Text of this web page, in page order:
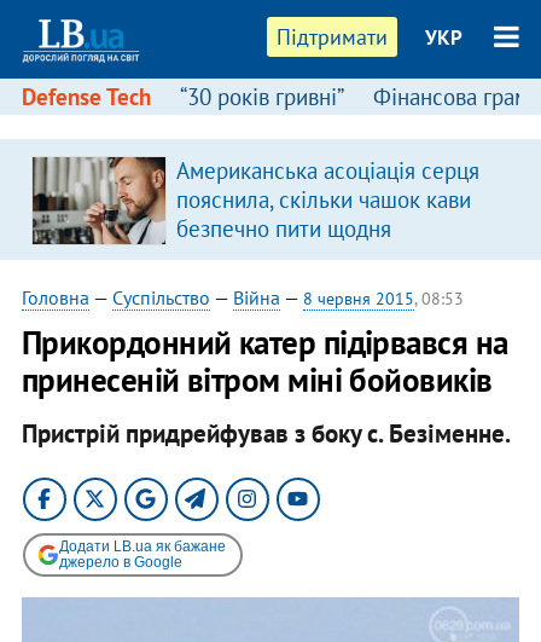
Підтримати УКР
Defense Tech “30 років гривні” Фінансова
Американська асоціація серця
пояснила, скільки чашок кави
безпечно пити щодня
Головна — Суспільство — Війна — 8 червня 2015, 08:53
Прикордонний катер підірвався на
принесеній вітром міні бойовиків
Пристрій придрейфував з боку с. Безіменне.
Додати LB.ua як бажане
джерело в Google